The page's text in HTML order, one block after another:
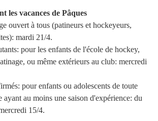
les vacances de Pâques
ouvert à tous (patineurs et hockeyeurs,
mardi 21/4.
pour les enfants de l'école de hockey,
ou même extérieurs au club: mercredi
pour enfants ou adolescents de toute
ayant au moins une saison d'expérience: du
15/4.